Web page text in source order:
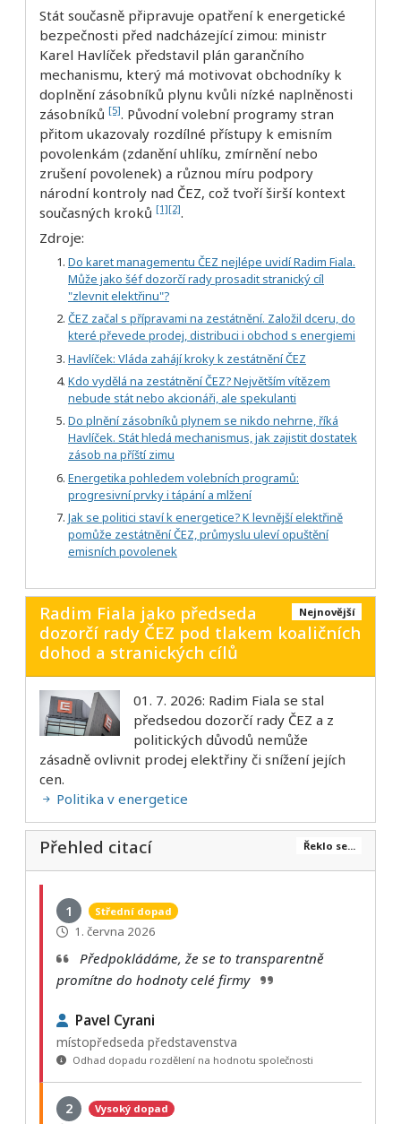
Stát současně připravuje opatření k energetické
bezpečnosti před nadcházející zimou: ministr
Karel Havlíček představil plán garančního
mechanismu, který má motivovat obchodníky k
doplnění zásobníků plynu kvůli nízké naplněnosti
zásobníků [5]. Původní volební programy stran
přitom ukazovaly rozdílné přístupy k emisním
povolenkám (zdanění uhlíku, zmírnění nebo
zrušení povolenek) a různou míru podpory
národní kontroly nad ČEZ, což tvoří širší kontext
současných kroků [1][2].
Zdroje:
Do karet managementu ČEZ nejlépe uvidí Radim Fiala.
Může jako šéf dozorčí rady prosadit stranický cíl
"zlevnit elektřinu"?
ČEZ začal s přípravami na zestátnění. Založil dceru, do
které převede prodej, distribuci i obchod s energiemi
Havlíček: Vláda zahájí kroky k zestátnění ČEZ
Kdo vydělá na zestátnění ČEZ? Největším vítězem
nebude stát nebo akcionáři, ale spekulanti
Do plnění zásobníků plynem se nikdo nehrne, říká
Havlíček. Stát hledá mechanismus, jak zajistit dostatek
zásob na příští zimu
Energetika pohledem volebních programů:
progresivní prvky i tápání a mlžení
Jak se politici staví k energetice? K levnější elektřině
pomůže zestátnění ČEZ, průmyslu uleví opuštění
emisních povolenek
Nejnovější
Radim Fiala jako předseda
dozorčí rady ČEZ pod tlakem koaličních
dohod a stranických cílů
01. 7. 2026: Radim Fiala se stal
předsedou dozorčí rady ČEZ a z
politických důvodů nemůže
zásadně ovlivnit prodej elektřiny či snížení jejích
cen.
Politika v energetice
Řeklo se...
Přehled citací
1 Střední dopad
1. června 2026
Předpokládáme, že se to transparentně
promítne do hodnoty celé firmy
Pavel Cyrani
místopředseda představenstva
Odhad dopadu rozdělení na hodnotu společnosti
2 Vysoký dopad